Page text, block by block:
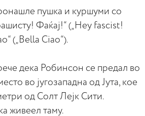
пушка и куршуми со
Фаќај!“ („Hey fascist!
(„Bella Ciao“).
дека Робинсон се предал во
во југозападна од Јута, кое
од Солт Лејк Сити.
живеел таму.